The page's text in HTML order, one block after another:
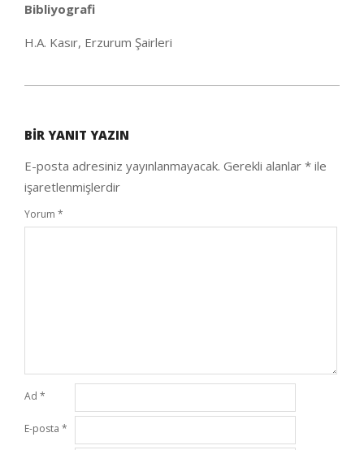
Bibliyografi
H.A. Kasır, Erzurum Şairleri
24
BIR YANIT YAZIN
E-posta adresiniz yayınlanmayacak. Gerekli alanlar * ile
işaretlenmişlerdir
Yorum *
Ad *
E-posta *